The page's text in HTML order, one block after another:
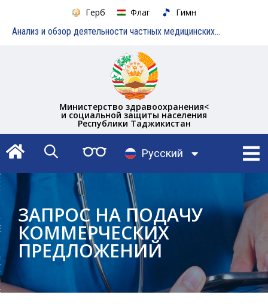
Герб Флаг
Гимн
Анализ и обзор деятельности частных медицинских учреждений
Министерство здравоохранения<
и социальной защиты населения
Республики Таджикистан
Русский
English
Тоҷикӣ
ЗАПРОС НА ПОДАЧУ
КОММЕРЧЕСКИХ
ПРЕДЛОЖЕНИЙ